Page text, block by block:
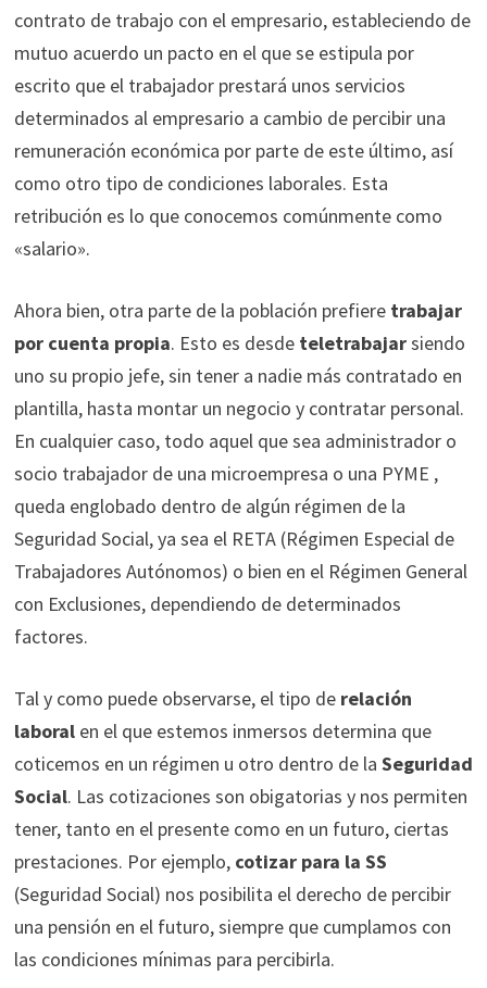
contrato de trabajo con el empresario, estableciendo de
mutuo acuerdo un pacto en el que se estipula por
escrito que el trabajador prestará unos servicios
determinados al empresario a cambio de percibir una
remuneración económica por parte de este último, así
como otro tipo de condiciones laborales. Esta
retribución es lo que conocemos comúnmente como
«salario».
Ahora bien, otra parte de la población prefiere trabajar
por cuenta propia. Esto es desde teletrabajarsiendo
uno su propio jefe, sin tener a nadie más contratado en
plantilla, hasta montar un negocio y contratar personal.
En cualquier caso, todo aquel que sea administrador o
socio trabajador de una microempresa o una PYME ,
queda englobado dentro de algún régimen de la
Seguridad Social, ya sea el RETA (Régimen Especial de
Trabajadores Autónomos) o bien en el Régimen General
con Exclusiones, dependiendo de determinados
factores.
Tal y como puede observarse, el tipo de relación
laboral en el que estemos inmersos determina que
coticemos en un régimen u otro dentro de la Seguridad
Social. Las cotizaciones son obigatorias y nos permiten
tener, tanto en el presente como en un futuro, ciertas
prestaciones. Por ejemplo, cotizar para la SS
(Seguridad Social) nos posibilita el derecho de percibir
una pensión en el futuro, siempre que cumplamos con
las condiciones mínimas para percibirla.